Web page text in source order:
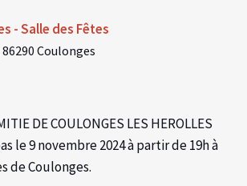
- Salle des Fêtes
Coulonges
DE COULONGES LES HEROLLES
le 9 novembre 2024 à partir de 19h à
de Coulonges.